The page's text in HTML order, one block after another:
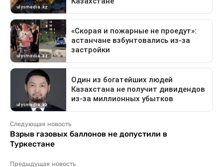
Следующая новость
Взрыв газовых баллонов не допустили в
Туркестане
Предыдущая новость